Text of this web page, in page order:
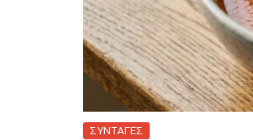
ΣΥΝΤΑΓΕΣ